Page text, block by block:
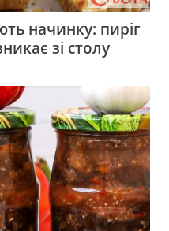
начинку: пиріг
зі столу